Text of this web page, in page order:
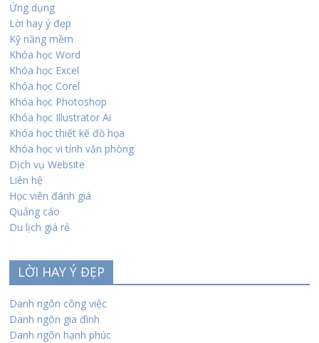
Ứng dụng
Lời hay ý đẹp
Kỹ năng mềm
Khóa học Word
Khóa học Excel
Khóa học Corel
Khóa học Photoshop
Khóa học Illustrator Ai
Khóa học thiết kế đồ họa
Khóa học vi tính văn phòng
Dịch vụ Website
Liên hệ
Học viên đánh giá
Quảng cáo
Du lịch giá rẻ
LỜI HAY Ý ĐẸP
Danh ngôn công việc
Danh ngôn gia đình
Danh ngôn hạnh phúc